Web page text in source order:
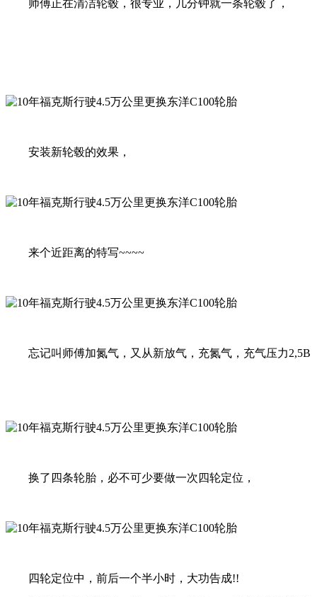
师傅正在清洁轮毂，很专业，几分钟就一条轮毂了，
安装新轮毂的效果，
来个近距离的特写~~~~
忘记叫师傅加氮气，又从新放气，充氮气，充气压力2,5B
换了四条轮胎，必不可少要做一次四轮定位，
四轮定位中，前后一个半小时，大功告成!!